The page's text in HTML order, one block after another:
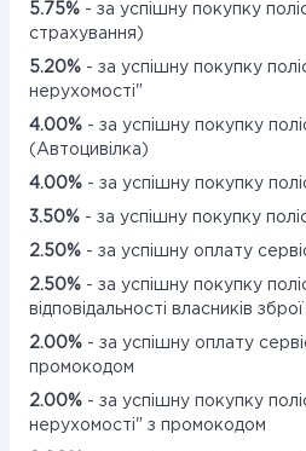
5.75% - за успішну покупку
страхування)
5.20% - за успішну покупку
нерухомості"
4.00% - за успішну покупку
(Автоцивілка)
4.00% - за успішну покупку
3.50% - за успішну покупку
2.50% - за успішну оплату
2.50% - за успішну покупку
відповідальності власників
2.00% - за успішну оплату
промокодом
2.00% - за успішну покупку
нерухомості" з промокодом